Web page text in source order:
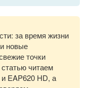
за время жизни
новые
точки
читаем
EAP620 HD, а